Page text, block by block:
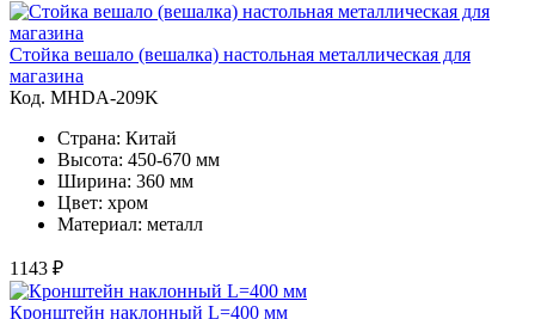
Стойка вешало (вешалка) настольная металлическая для
магазина
Код. MHDA-209K
Страна: Китай
Высота: 450-670 мм
Ширина: 360 мм
Цвет: хром
Материал: металл
1143 ₽
Кронштейн наклонный L=400 мм